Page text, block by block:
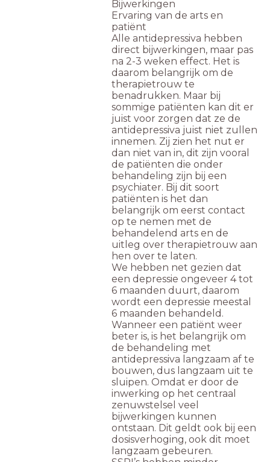
Bijwerkingen
Ervaring van de arts en
patiënt
Alle antidepressiva hebben
direct bijwerkingen, maar pas
na 2-3 weken effect. Het is
daarom belangrijk om de
therapietrouw te
benadrukken. Maar bij
sommige patiënten kan dit er
juist voor zorgen dat ze de
antidepressiva juist niet zullen
innemen. Zij zien het nut er
dan niet van in, dit zijn vooral
de patiënten die onder
behandeling zijn bij een
psychiater. Bij dit soort
patiënten is het dan
belangrijk om eerst contact
op te nemen met de
behandelend arts en de
uitleg over therapietrouw aan
hen over te laten.
We hebben net gezien dat
een depressie ongeveer 4 tot
6 maanden duurt, daarom
wordt een depressie meestal
6 maanden behandeld.
Wanneer een patiënt weer
beter is, is het belangrijk om
de behandeling met
antidepressiva langzaam af te
bouwen, dus langzaam uit te
sluipen. Omdat er door de
inwerking op het centraal
zenuwstelsel veel
bijwerkingen kunnen
ontstaan. Dit geldt ook bij een
dosisverhoging, ook dit moet
langzaam gebeuren.